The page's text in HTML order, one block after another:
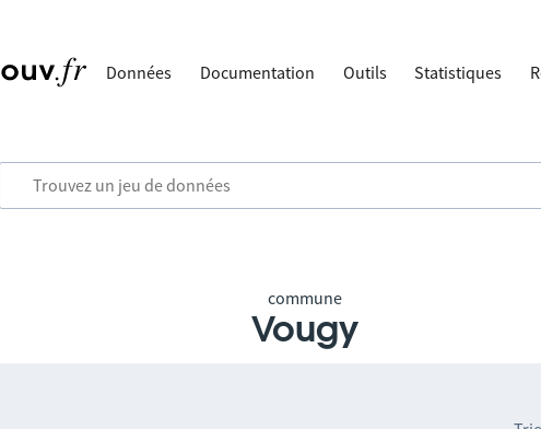
Données Documentation Outils Statistiques
commune
Vougy